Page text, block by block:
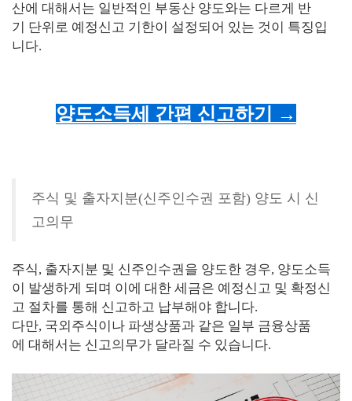
산에 대해서는 일반적인 부동산 양도와는 다르게 반
기 단위로 예정신고 기한이 설정되어 있는 것이 특징입
니다.
양도소득세 간편 신고하기 →
주식 및 출자지분(신주인수권 포함) 양도 시 신
고의무
주식, 출자지분 및 신주인수권을 양도한 경우, 양도소득
이 발생하게 되며 이에 대한 세금은 예정신고 및 확정신
고 절차를 통해 신고하고 납부해야 합니다.
다만, 국외주식이나 파생상품과 같은 일부 금융상품
에 대해서는 신고의무가 달라질 수 있습니다.